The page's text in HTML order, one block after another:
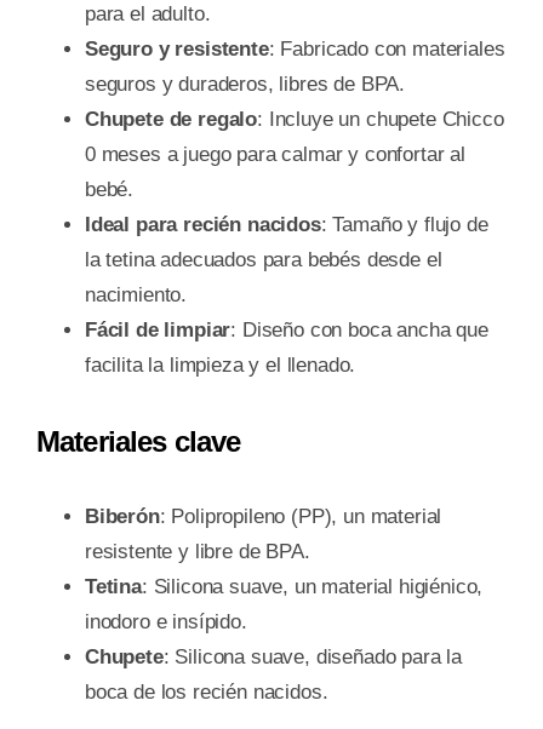
para el adulto.
Seguro y resistente: Fabricado con materiales
seguros y duraderos, libres de BPA.
Chupete de regalo: Incluye un chupete Chicco
0 meses a juego para calmar y confortar al
bebé.
Ideal para recién nacidos: Tamaño y flujo de
la tetina adecuados para bebés desde el
nacimiento.
Fácil de limpiar: Diseño con boca ancha que
facilita la limpieza y el llenado.
Materiales clave
Biberón: Polipropileno (PP), un material
resistente y libre de BPA.
Tetina: Silicona suave, un material higiénico,
inodoro e insípido.
Chupete: Silicona suave, diseñado para la
boca de los recién nacidos.